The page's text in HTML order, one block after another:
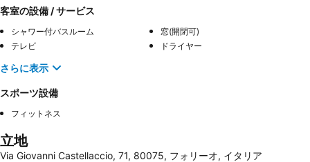
客室の設備 / サービス
シャワー付バスルーム
窓(開閉可)
テレビ
ドライヤー
さらに表示
スポーツ設備
フィットネス
立地
Via Giovanni Castellaccio, 71, 80075, フォリーオ, イタリア